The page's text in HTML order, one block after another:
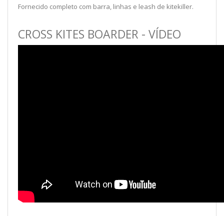
Fornecido completo com barra, linhas e leash de kitekiller.
CROSS KITES BOARDER - VÍDEO